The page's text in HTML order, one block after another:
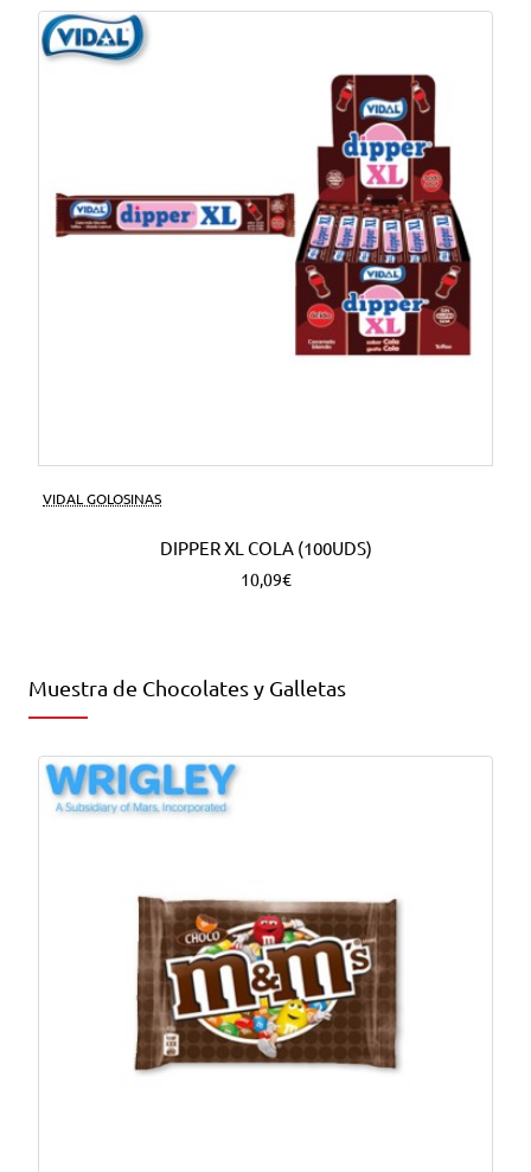
VIDAL GOLOSINAS
DIPPER XL COLA (100UDS)
10,09€
Muestra de Chocolates y Galletas